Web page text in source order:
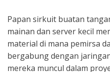
Papan sirkuit buatan
mainan dan server kecil
material di mana pemirsa
bergabung dengan
mereka muncul dalam